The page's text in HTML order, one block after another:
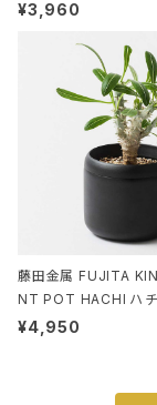
EANUTS ROO-
ド.ピーナッツ-0P 3D
¥3,960
藤田金属 FUJITA
NT POT HACHI ハチ
ット 3号 ブラック
¥4,950